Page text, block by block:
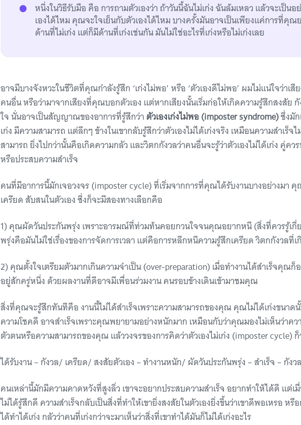
หนึ่งในวิธีรับมือ คือ การถามตัวเองว่า ถ้าวันนี้ฉันไม่เก่ง ฉันล้มเหลว แล้วจะเป็น
เองได้ไหม คุณจะใจเย็นกับตัวเองได้ไหม บางครั้งมันอาจเป็นเพียงแค่การที่คุ
ด้านที่ไม่เก่ง แต่ก็มีด้านที่เก่งเช่นกัน มันไม่ใช่อะไรที่เก่งหรือไม่เก่งเลย
อาจมีบางจังหวะในชีวิตที่คุณกำลังรู้สึก ‘เก่งไม่พอ’ หรือ ‘ตัวเองดีไม่พอ’ ผมไม่แน่ใจว่าเ
คนอื่น หรือว่ามาจากเสียงที่คุณบอกตัวเอง แต่หากเสียงนั้นเริ่มก่อให้เกิดความรู้สึกสงสัย
ใจ นั่นอาจเป็นสัญญาณของอาการที่รู้สึกว่า ตัวเองเก่งไม่พอ (imposter syndrome)ซึ่งมั
เก่ง มีความสามารถ แต่ลึกๆ ข้างในเขากลับรู้สึกว่าตัวเองไม่ได้เก่งจริง เหมือนความสำเร็จ
สามารถ ยิ่งไปกว่านั้นคือเกิดความกลัว และวิตกกังวลว่าคนอื่นจะรู้ว่าตัวเองไม่ได้เก่ง คู่ค
หรือประสบความสำเร็จ
คนที่มีอาการนี้มักเจอวงจร (imposter cycle) ที่เริ่มจากการที่คุณได้รับงานบางอย่างมา
เครียด สับสนในตัวเอง ซึ่งก็จะมีสองทางเลือกคือ
1) คุณผัดวันประกันพรุ่ง เพราะอารมณ์ที่ท่วมท้นคอยกวนใจจนคุณอยากหนี (สิ่งที่ควรรู้เกี่
พรุ่งคือมันไม่ใช่เรื่องของการจัดการเวลา แต่คือการหลีกหนีความรู้สึกเครียด วิตกกังวลที่เ
2) คุณตั้งใจเตรียมตัวมากเกินความจำเป็น (over-preparation) เมื่อทำงานได้สำเร็จคุณ
อยู่สักครู่หนึ่ง ด้วยผลงานที่ดีอาจมีเพื่อนร่วมงาน คนรอบข้างเดินเข้ามาชมคุณ
สิ่งที่คุณจะรู้สึกทันทีคือ งานนี้ไม่ได้สำเร็จเพราะความสามารถของคุณ คุณไม่ได้เก่งขนาดนั้
ความโชคดี อาจสำเร็จเพราะคุณพยายามอย่างหนักมาก เหมือนกับว่าคุณมองไม่เห็นว่าค
ตัวตนหรือความสามารถของคุณ แล้ววงจรของการคิดว่าตัวเองไม่เก่ง (imposter cycle)
ได้รับงาน – กังวล/ เครียด/ สงสัยตัวเอง – ทำงานหนัก/ ผัดวันประกันพรุ่ง – สำเร็จ – กัง
คนเหล่านี้มักมีความคาดหวังที่สูงลิ่ว เขาจะอยากประสบความสำเร็จ อยากทำให้ได้ดี แต่เ
ไม่ได้รู้สึกดี ความสำเร็จกลับเป็นสิ่งที่ทำให้เขายิ่งสงสัยในตัวเองยิ่งขึ้นว่าเขาดีพอเหรอ หรื
ได้ทำได้เก่ง กลัวว่าคนที่เก่งกว่าจะมาเห็นว่าสิ่งที่เขาทำได้มันก็ไม่ได้เก่งอะไร